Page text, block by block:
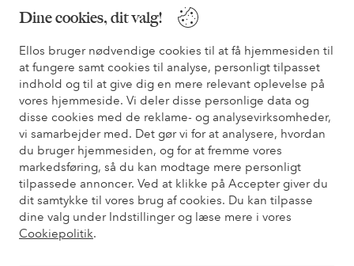
Dine cookies, dit valg!
Ellos bruger nødvendige cookies til at få hjemmesiden til
at fungere samt cookies til analyse, personligt tilpasset
indhold og til at give dig en mere relevant oplevelse på
vores hjemmeside. Vi deler disse personlige data og
disse cookies med de reklame- og analysevirksomheder,
vi samarbejder med. Det gør vi for at analysere, hvordan
du bruger hjemmesiden, og for at fremme vores
markedsføring, så du kan modtage mere personligt
tilpassede annoncer. Ved at klikke på Accepter giver du
dit samtykke til vores brug af cookies. Du kan tilpasse
dine valg under Indstillinger og læse mere i vores
Cookiepolitik.
Har du brug for hjælp?
Du kan finde svar på de oftest stillede spørgsmål i vores FAQ.
Du kan også finde oplysninger om, hvordan du kontakter os.
Kundeservice Bestilling Betalingsmåde
Mine sider